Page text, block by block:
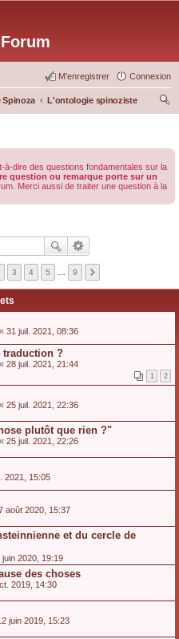
Connexion
M’enregistrer
Spinoza
L'ontologie spinoziste
à-dire des questions fondamentales sur la
question ou remarque porte sur un
Merci aussi de traiter une question à la
3 4 5 9
« 31 juil. 2021, 08:36
traduction ?
« 28 juil. 2021, 21:44
1 2
« 25 juil. 2021, 22:36
plutôt que rien ?"
« 25 juil. 2021, 22:26
2021, 15:05
août 2020, 15:37
et du cercle de
juin 2020, 19:19
des choses
2019, 14:30
juin 2019, 15:23